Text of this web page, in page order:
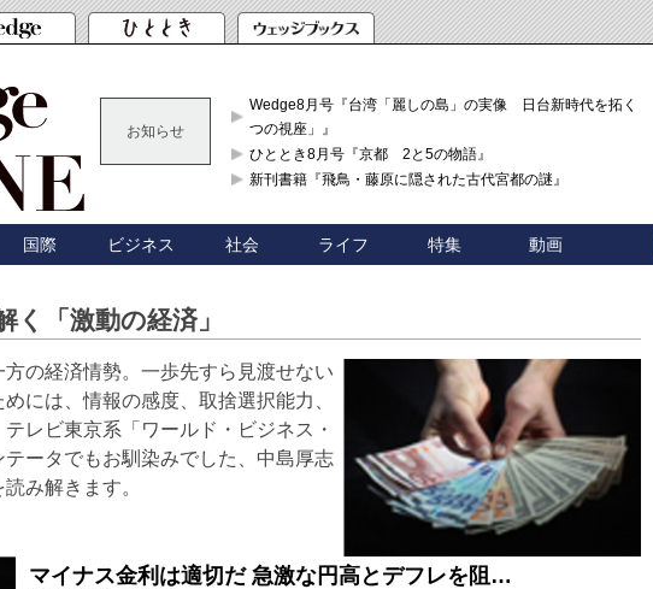
お知らせ
Wedge8月号『台湾「麗しの島」の実像 日台新時代を拓く「3
つの視座」』
ひととき8月号『京都 2と5の物語』
新刊書籍『飛鳥・藤原に隠された古代宮都の謎』
国際 ビジネス 社会 ライフ 特集 動画
く「激動の経済」
の経済情勢。一歩先すら見渡せない
には、情報の感度、取捨選択能力、
レビ東京系「ワールド・ビジネス・
ータでもお馴染みでした、中島厚志
み解きます。
マイナス金利は適切だ 急激な円高とデフレを阻…